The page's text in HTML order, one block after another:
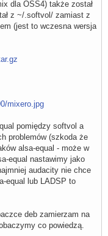
dla OSS4) także został
z ~/.softvol/ zamiast z
(jest to wczesna wersja
pomiędzy softvol a
problemów (szkoda że
alsa-equal - może w
equal nastawimy jako
audacity nie chce
equal lub LADSP to
deb zamierzam na
co powiedzą.